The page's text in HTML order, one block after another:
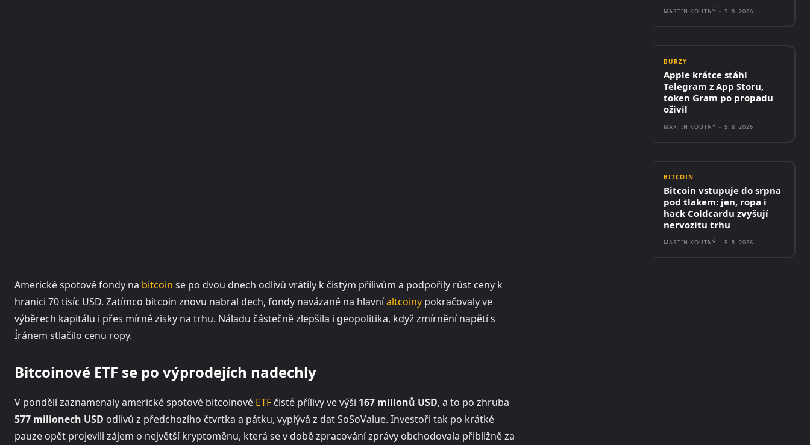
Americké spotové fondy na bitcoin se po dvou dnech odlivů vrátily k čistým přílivům a podpořily růst ceny k
hranici 70 tisíc USD. Zatímco bitcoin znovu nabral dech, fondy navázané na hlavníaltcoiny pokračovaly ve
výběrech kapitálu i přes mírné zisky na trhu. Náladu částečně zlepšila i geopolitika, když zmírnění napětí s
Íránem stlačilo cenu ropy.
Bitcoinové ETF se po výprodejích nadechly
V pondělí zaznamenaly americké spotové bitcoinové ETF čisté přílivy ve výši 167 milionů USD, a to po zhruba
577 milionech USD odlivů z předchozího čtvrtka a pátku, vyplývá z dat SoSoValue. Investoři tak po krátké
pauze opět projevili zájem o největší kryptoměnu, která se v době zpracování zprávy obchodovala přibližně za
MARTIN KOUTNÝ - 5. 8. 2026
BURZY
Apple krátce stáhl
Telegram z App Storu,
token Gram po propadu
oživil
MARTIN KOUTNÝ - 5. 8. 2026
BITCOIN
Bitcoin vstupuje do srpna
pod tlakem: jen, ropa i
hack Coldcardu zvyšují
nervozitu trhu
MARTIN KOUTNÝ - 5. 8. 2026